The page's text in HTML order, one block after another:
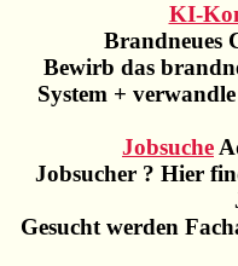
KI-
Brandneues
Bewirb das
System +
Jobsuche
Jobsucher ? Hier
Gesucht werden